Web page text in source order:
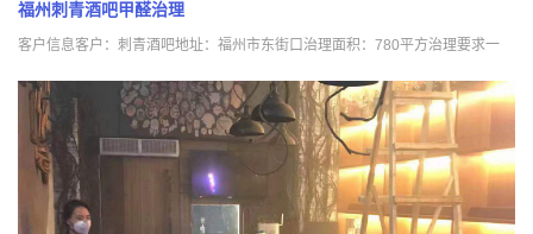
福州刺青酒吧甲醛治理
客户信息客户：刺青酒吧地址：福州市东街口治理面积：780平方治理要求一